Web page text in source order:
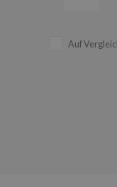
Auf